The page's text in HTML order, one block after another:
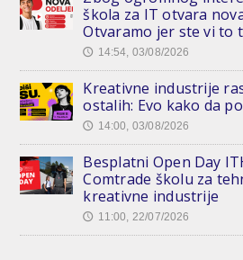
škola za IT otvara
Otvaramo jer ste vi to
🕔 14:54, 03/08/2026
Kreativne industrije
ostalih: Evo kako da
🕔 14:00, 03/08/2026
Besplatni Open Day
Comtrade školu za
kreativne industrije
🕔 11:00, 22/07/2026